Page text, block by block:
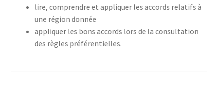
lire, comprendre et appliquer les accords relatifs à
une région donnée
appliquer les bons accords lors de la consultation
des règles préférentielles.